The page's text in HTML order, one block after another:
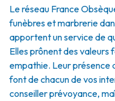
Le réseau France
funèbres et marbrerie
apportent un service de
Elles prônent des
empathie. Leur présence
font de chacun de vos
conseiller prévoyance,